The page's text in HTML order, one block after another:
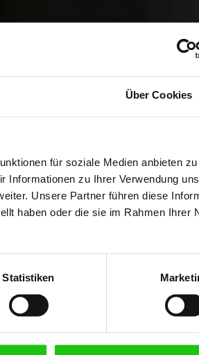
Über Cookies
für soziale Medien anbieten
Informationen zu Ihrer Verwendung
Unsere Partner führen diese
haben oder die sie im Rahmen Ihrer
Statistiken